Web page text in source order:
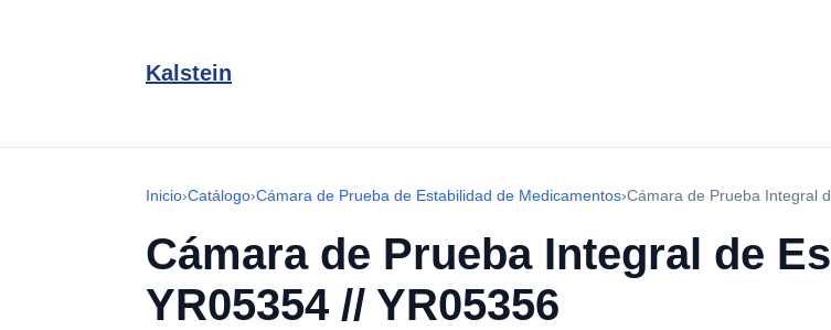
Kalstein
Inicio›Catálogo›Cámara de Prueba de Estabilidad de Medicamentos›Cámara de Prueba Integral
Cámara de Prueba Integral de
YR05354 // YR05356